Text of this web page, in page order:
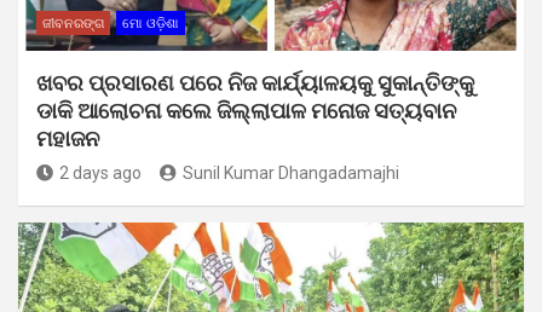
ଜୀବନରଙ୍ଗ ମୋ ଓଡ଼ିଶା
ଖବର ପ୍ରସାରଣ ପରେ ନିଜ କାର୍ଯ୍ୟାଳୟକୁ ସୁକାନ୍ତିଙ୍କୁ
ଡାକି ଆଲୋଚନା କଲେ ଜିଲ୍ଲାପାଳ ମନୋଜ ସତ୍ୟବାନ
ମହାଜନ
2 days ago Sunil Kumar Dhangadamajhi